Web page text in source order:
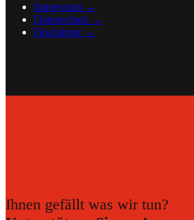
Impressum →
Datenschutz →
Disclaimer→
Ihnen gefällt was wir tun?